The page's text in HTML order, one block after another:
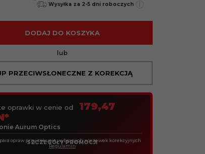
Wysyłka za 2-5 dni roboczych
DODAJ DO KOSZYKA
lub
PRZECIWSŁONECZNE Z KOREKCJĄ
oprawki w cenie od
179,47
Aurum Optics
opraw przy zakupie wybranych soczewek korekcyjnych
SZCZEGÓŁY PROMOCJI
Regulamin